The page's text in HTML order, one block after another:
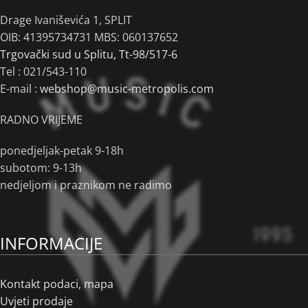
Drage Ivaniševića 1, SPLIT
OIB: 41395734731 MBS: 060137652
Trgovački sud u Splitu, Tt-98/517-6
Tel : 021/543-110
E-mail : webshop@music-metropolis.com
RADNO VRIJEME
ponedjeljak-petak 9-18h
subotom: 9-13h
nedjeljom i praznikom ne radimo
INFORMACIJE
Kontakt podaci, mapa
Uvjeti prodaje